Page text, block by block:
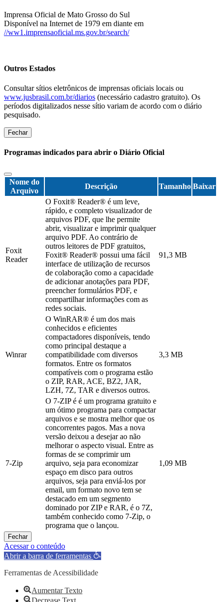
Imprensa Oficial de Mato Grosso do Sul
Disponível na Internet de 1979 em diante em
//ww1.imprensaoficial.ms.gov.br/search/
Outros Estados
Consultar sítios eletrônicos de imprensas oficiais locais ou
www.jusbrasil.com.br/diarios (necessário cadastro gratuito). Os
períodos digitalizados nesse sítio variam de acordo com o diário
pesquisado.
Fechar
Programas indicados para abrir o Diário Oficial
Nome do
Arquivo
Descrição Tamanho Baixar
Foxit
Reader
O Foxit® Reader® é um leve,
rápido, e completo visualizador de
arquivos PDF, que lhe permite
abrir, visualizar e imprimir qualquer
arquivo PDF. Ao contrário de
outros leitores de PDF gratuitos,
Foxit® Reader® possui uma fácil
interface de utilização de recursos
de colaboração como a capacidade
de adicionar anotações para PDF,
preencher formulários PDF, e
compartilhar informações com as
redes sociais.
91,3 MB
Winrar
O WinRAR® é um dos mais
conhecidos e eficientes
compactadores disponíveis, tendo
como principal destaque a
compatibilidade com diversos
formatos. Entre os formatos
compatíveis com o programa estão
o ZIP, RAR, ACE, BZ2, JAR,
LZH, 7Z, TAR e diversos outros.
3,3 MB
7-Zip
O 7-ZIP é é um programa gratuito e
um ótimo programa para compactar
arquivos e se mostra melhor que os
concorrentes pagos. Mas a nova
versão deixou a desejar ao não
melhorar o aspecto visual. Entre as
formas de se comprimir um
arquivo, seja para economizar
espaço em disco para outros
arquivos, seja para enviá-los por
email, um formato novo tem se
destacado em um segmento
dominado por ZIP e RAR, é o 7Z,
também conhecido como 7-Zip, o
programa que o lançou.
1,09 MB
Fechar
Acessar o conteúdo
Abrir a barra de ferramentas
Ferramentas de Acessibilidade
Aumentar Texto
Decrease Text